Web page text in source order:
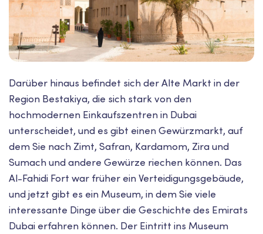
Darüber hinaus befindet sich der Alte Markt in der
Region Bestakiya, die sich stark von den
hochmodernen Einkaufszentren in Dubai
unterscheidet, und es gibt einen Gewürzmarkt, auf
dem Sie nach Zimt, Safran, Kardamom, Zira und
Sumach und andere Gewürze riechen können. Das
Al-Fahidi Fort war früher ein Verteidigungsgebäude,
und jetzt gibt es ein Museum, in dem Sie viele
interessante Dinge über die Geschichte des Emirats
Dubai erfahren können. Der Eintritt ins Museum